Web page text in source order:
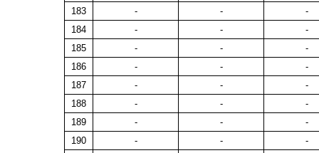
183
- -
-
184
- -
-
185
- -
-
186
- -
-
187
- -
-
188
- -
-
189
- -
-
190
- -
-